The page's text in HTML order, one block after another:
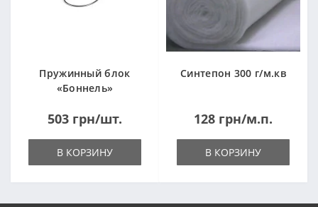
Пружинный блок
«Боннель»
503 грн/шт.
В КОРЗИНУ
Синтепон 300 г/м.кв
128 грн/м.п.
В КОРЗИНУ